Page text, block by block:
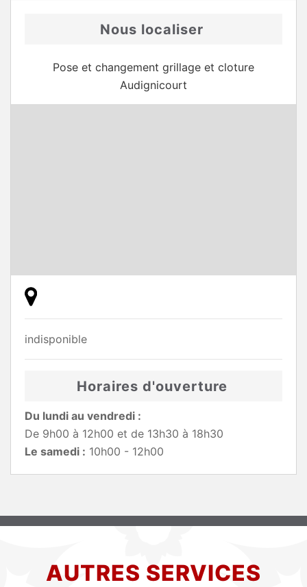
Nous localiser
Pose et changement grillage et cloture
Audignicourt
indisponible
Horaires d'ouverture
Du lundi au vendredi :
De 9h00 à 12h00 et de 13h30 à 18h30
Le samedi : 10h00 - 12h00
AUTRES SERVICES